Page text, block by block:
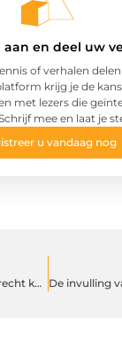
aan en deel uw
of verhalen
krijg je de
met lezers die
mee en laat je
u vandaag nog
Alarmsysteem Dordrecht kan je helpen dieven te weerhouden